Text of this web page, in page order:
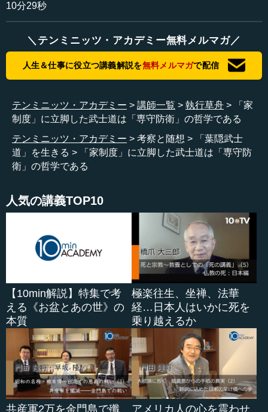
―― さらにいえば朱子学プラスキリスト教もある。
執行 そうです。ただ内容はよくて、新渡戸さんの人格で
しょう。要するに武士道にキリスト教を加味している。も
のの本にも1回書いたことがあるのですが、「文学」になっ
ています。日本の武士道を「詩」にしてある。ポエムであ
れはまた朱子学だけとは違うのです。
―― そうですね。
執行 ただ、道徳なんです。
執行 だから私には、とても守れない。文学としては面白
10分29秒
＼テンミニッツ・アカデミー無料メルマガ／
人生＆仕事に役立つ講義解説を無料メルマガで配信
テンミニッツ・アカデミー 講師一覧 執行草舟
「家
制度」に立脚した武士道は「専守防衛」の哲学である
テンミニッツ・アカデミー
考察と随想
「葉隠武士
道」を生きる
「家制度」に立脚した武士道は「専守防
衛」の哲学である
人気の講義TOP10
【10min解説】特集で考
える《お盆とあの世》の
本質
極楽往生、坐禅、法華
経…日本人はいかに死を
乗り越えるか
共産軍2万を金門島で殲
アメリカ人の心を震わせ